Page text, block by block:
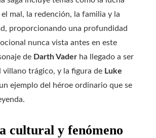
mal, la redención, la familia y la
proporcionando una profundidad
nunca vista antes en este
de Darth Vader ha llegado a ser
villano trágico, y la figura de Luke
ejemplo del héroe ordinario que se
cultural y fenómeno